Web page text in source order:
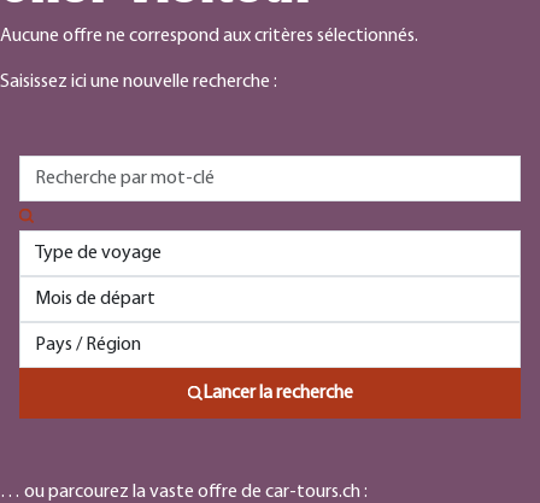
Aucune offre ne correspond aux critères sélectionnés.
Saisissez ici une nouvelle recherche :
Lancer la recherche
… ou parcourez la vaste offre de car-tours.ch :